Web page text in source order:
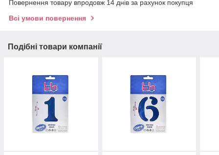
Повернення товару впродовж 14 днів за рахунок покупця
Всі умови повернення
Подібні товари компанії